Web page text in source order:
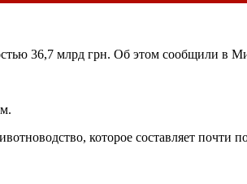
36,7 млрд грн. Об этом сообщили в
которое составляет почти